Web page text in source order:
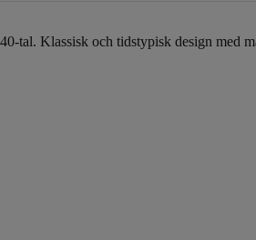
tal. Klassisk och tidstypisk design med